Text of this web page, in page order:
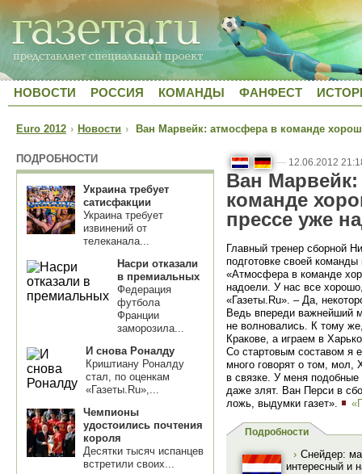
НОВОСТИ РОССИЯ КОМАНДЫ ФАНФЕСТ
Euro 2012 › Новости › Ван Марвейк: атмосфера в команде
ПОДРОБНОСТИ
Украина требует
сатисфакции
Украина требует
извинений от
телеканала...
Насри отказали
в премиальных
Федерация
футбола
Франции
заморозила...
И снова Роналду
Криштиану Роналду
стал, по оценкам
«Газеты.Ru»,...
Чемпионы
удостоились почтения
короля
Десятки тысяч испанцев
встретили своих...
— 12.06.2012
Ван
команде
прессе уже
Главный тренер сборной
подготовке своей
«Атмосфера в команде
надоели. У нас все
«Газеты.Ru». – Да,
Ведь впереди важнейший
не волновались. К тому
Кракове, а играем в
Со стартовым составом я
много говорят о том, мол,
в связке. У меня
даже злят. Ван Перси в
ложь, выдумки газет».
Подробности
› Снейдер:
интересный и